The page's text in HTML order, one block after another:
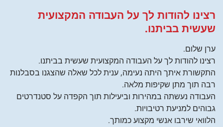
רצינו להודות לך על העבודה המקצועית
שעשית בביתנו.
ערן שלום.
רצינו להודות לך על העבודה המקצועית שעשית בביתנו.
התקשורת איתך היתה נעימה, ענית לכל שאלה שהצגנו בסבלנות
רבה תוך מתן שקיפות מלאה.
העבודה נעשתה במהירות וביעילות תוך הקפדה על סטנדרטים
גבוהים למניעת רטיבויות.
הלוואי שירבו אנשי מקצוע כמותך.